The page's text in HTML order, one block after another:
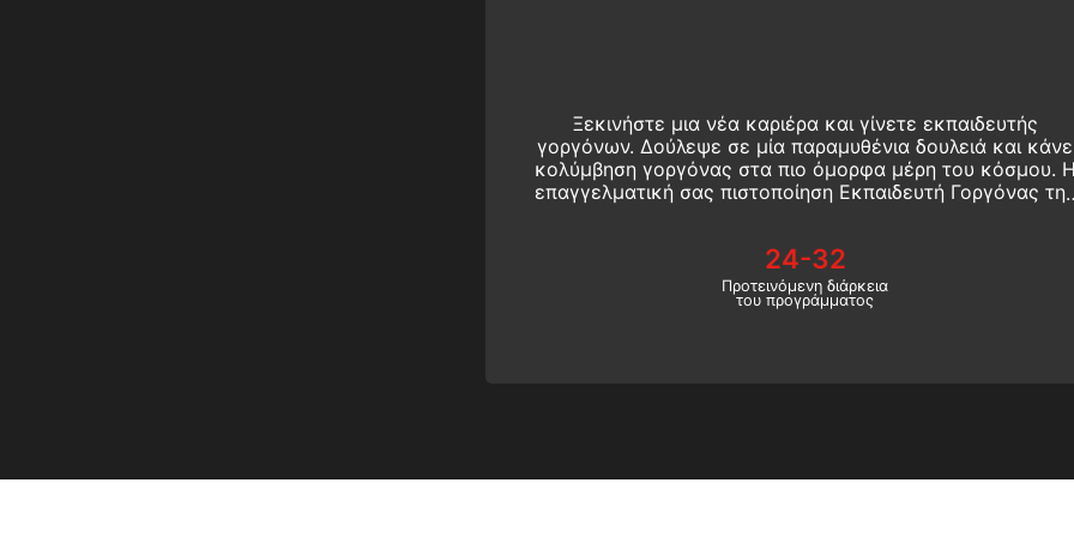
Ξεκινήστε μια νέα καριέρα και γίνετε εκπαιδευτής
γοργόνων. Δούλεψε σε μία παραμυθένια δουλειά και κάνε
κολύμβηση γοργόνας στα πιο όμορφα μέρη του κόσμου. Η
επαγγελματική σας πιστοποίηση Εκπαιδευτή Γοργόνας
24-32
Προτεινόμενη διάρκεια
του προγράμματος